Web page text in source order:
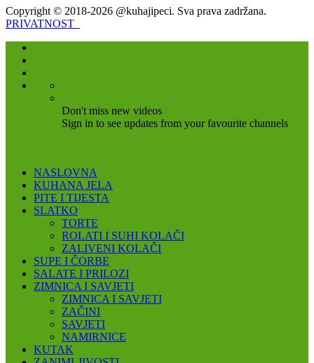
Copyright © 2018-2026 @kuhajipeci. Sva prava zadržana.
PRIVATNOST
Don't miss new videos
Sign in to see updates from your favourite channels
NASLOVNA
KUHANA JELA
PITE I TIJESTA
SLATKO
TORTE
ROLATI I SUHI KOLAČI
ZALIVENI KOLAČI
SUPE I ČORBE
SALATE I PRILOZI
ZIMNICA I SAVJETI
ZIMNICA I SAVJETI
ZAČINI
SAVJETI
NAMIRNICE
KUTAK